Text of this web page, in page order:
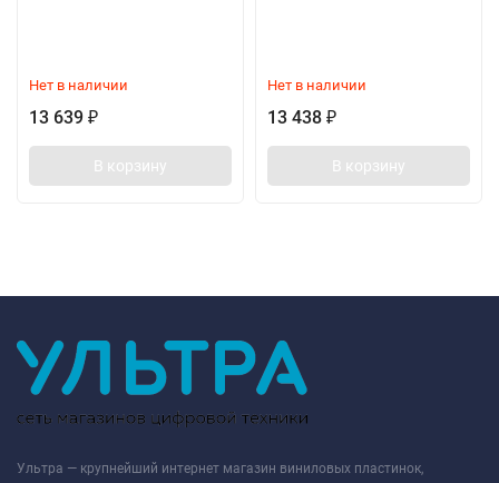
Нет в наличии
13 639 ₽
В корзину
Нет в наличии
13 438 ₽
В корзину
Ультра — крупнейший интернет магазин виниловых пластинок,